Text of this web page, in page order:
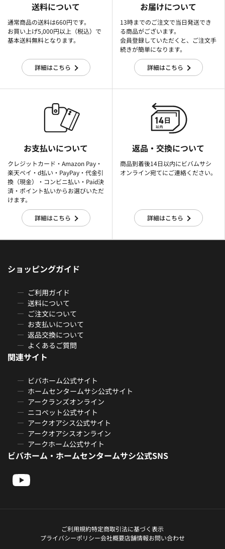
送料について
通常商品の送料は660円です。
お買い上げ5,000円以上（税込）で
基本送料無料となります。
詳細はこちら
お届けについて
13時までのご注文で当日発送でき
る商品がございます。
会員登録していただくと、ご注文手
続きが簡単になります。
詳細はこちら
お支払いについて
クレジットカード・Amazon Pay・
楽天ぺイ・d払い・PayPay・代金引
換（現金）・コンビニ払い・Paid決
済・ポイント払いからお選びいただ
けます。
詳細はこちら
返品・交換について
商品到着後14日以内にビバムサシ
オンライン宛てにご連絡ください。
詳細はこちら
ショッピングガイド
ご利用ガイド
送料について
ご注文について
お支払いについて
返品交換について
よくあるご質問
関連サイト
ビバホーム公式サイト
ホームセンタームサシ公式サイト
アークランズオンライン
ニコペット公式サイト
アークオアシス公式サイト
アークオアシスオンライン
アークホーム公式サイト
ビバホーム・ホームセンタームサシ公式SNS
ご利用規約特定商取引法に基づく表示
プライバシーポリシー会社概要店舗情報お問い合わせ